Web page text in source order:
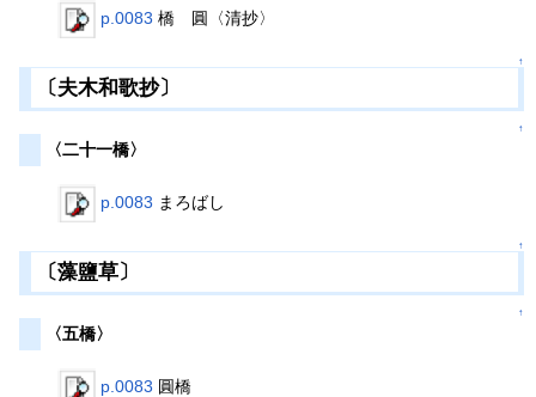
p.0083 橋 圓〈清抄〉
↑
〔夫木和歌抄〕
↑
〈二十一橋〉
p.0083 まろばし
↑
〔藻鹽草〕
↑
〈五橋〉
p.0083 圓橋